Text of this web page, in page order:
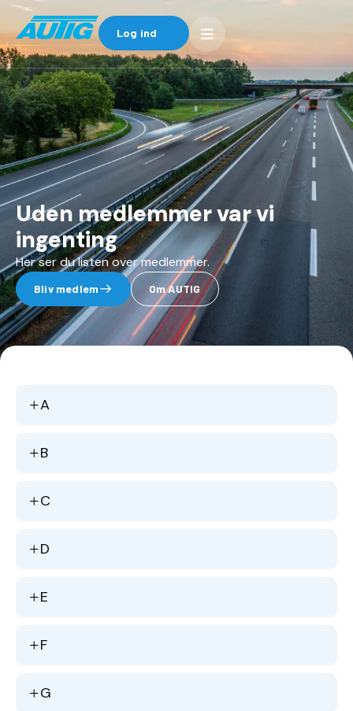
Log ind
Uden medlemmer var vi
ingenting
Her ser du listen over medlemmer.
Bliv medlem Om AUTIG
A
B
C
D
E
F
G